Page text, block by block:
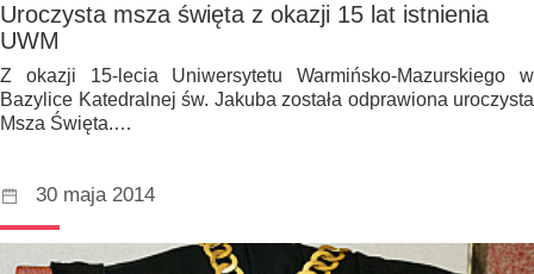
Uroczysta msza święta z okazji 15 lat istnienia
UWM
Z okazji 15-lecia Uniwersytetu Warmińsko-Mazurskiego w
Bazylice Katedralnej św. Jakuba została odprawiona uroczysta
Msza Święta.…
30 maja 2014